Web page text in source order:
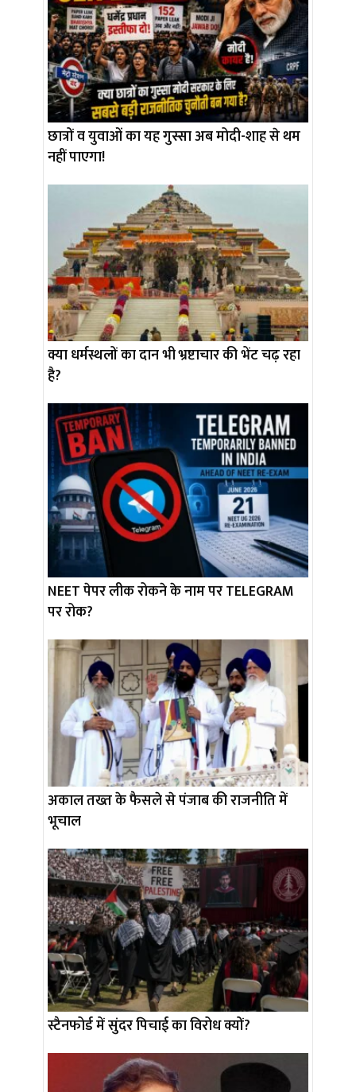
छात्रों व युवाओं का यह गुस्सा अब मोदी-शाह से थम
नहीं पाएगा!
क्या धर्मस्थलों का दान भी भ्रष्टाचार की भेंट चढ़ रहा
है?
NEET पेपर लीक रोकने के नाम पर TELEGRAM
पर रोक?
अकाल तख्त के फैसले से पंजाब की राजनीति में
भूचाल
स्टैनफोर्ड में सुंदर पिचाई का विरोध क्यों?